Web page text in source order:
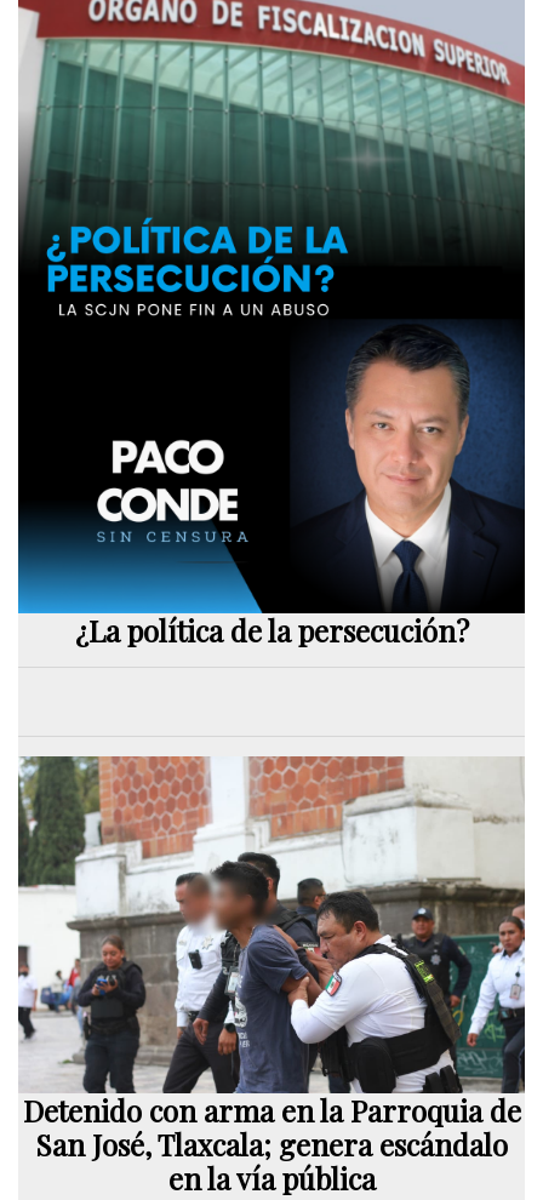
¿La política de la persecución?
Detenido con arma en la Parroquia de
San José, Tlaxcala; genera escándalo
en la vía pública